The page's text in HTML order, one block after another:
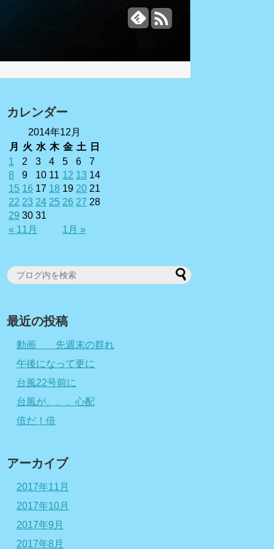
カレンダー
2014年12月
月
火 水 木 金 土 日
« 11月 1月 »
1 2 3 4 5 6
7
8
9 10 11 12 13 14
15 16 17 18 19 20 21
22 23 24 25 26 27 28
29 30 31
最近の投稿
動画 先週末の群れ
午後になって更に
台風22号前に
台風が、、、心配
倍だ！倍
アーカイブ
2017年11月
2017年10月
2017年9月
2017年8月